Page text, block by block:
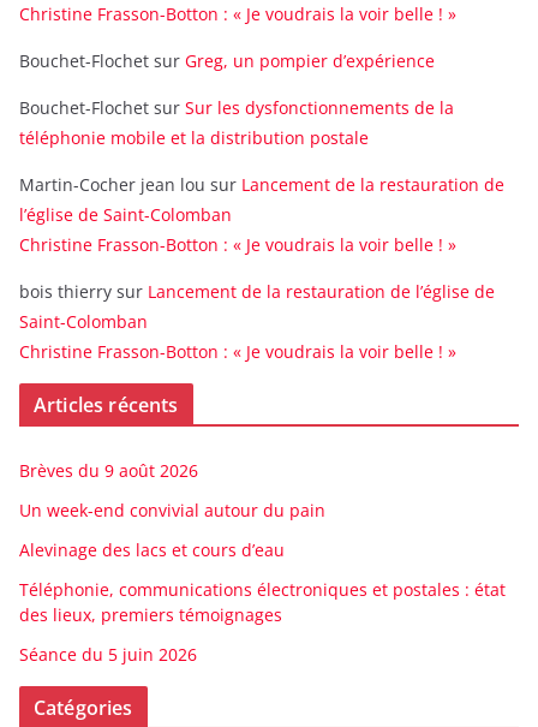
Christine Frasson-Botton : « Je voudrais la voir belle ! »
Bouchet-Flochet sur Greg, un pompier d’expérience
Bouchet-Flochet sur Sur les dysfonctionnements de la
téléphonie mobile et la distribution postale
Martin-Cocher jean lou sur Lancement de la restauration de
l’église de Saint-Colomban
Christine Frasson-Botton : « Je voudrais la voir belle ! »
bois thierry sur Lancement de la restauration de l’église de
Saint-Colomban
Christine Frasson-Botton : « Je voudrais la voir belle ! »
Articles récents
Brèves du 9 août 2026
Un week-end convivial autour du pain
Alevinage des lacs et cours d’eau
Téléphonie, communications électroniques et postales : état
des lieux, premiers témoignages
Séance du 5 juin 2026
Catégories